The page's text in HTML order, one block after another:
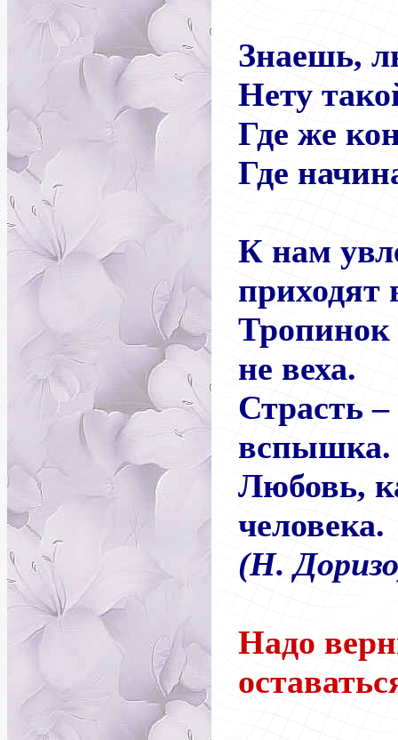
Знаешь,
Нету
Где же
Где
К нам
приходят
Тропинок
не веха.
Страсть–
вспышка.
Любовь,
человека.
(Н.
Надо